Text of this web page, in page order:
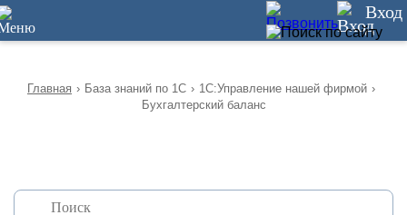
12 Вход
Главная › База знаний по 1С › 1С:Управление нашей фирмой ›
Бухгалтерский баланс